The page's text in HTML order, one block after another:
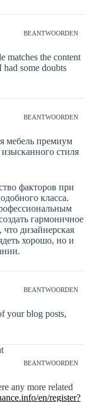
BEANTWOORDEN
matches the content
some doubts
BEANTWOORDEN
мебель премиум
стиля
факторов при
класса.
гармоничное
дизайнерская
хорошо, но и
BEANTWOORDEN
your blog posts,
BEANTWOORDEN
any more related
en/register?